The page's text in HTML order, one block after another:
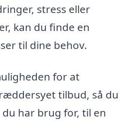
stress eller
kan du finde en
til dine behov.
for at
tilbud, så du
har brug for, til en